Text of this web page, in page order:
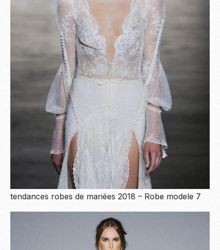
tendances robes de mariées 2018 – Robe modele 7